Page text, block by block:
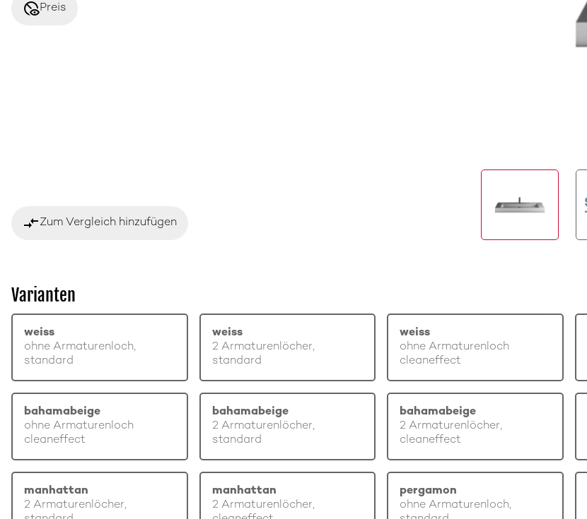
disabled_visiblePreis
compare_arrowsZum Vergleich hinzufügen
Varianten
weiss
ohne Armaturenloch,
standard
weiss
2 Armaturenlöcher,
standard
weiss
ohne Armaturenloch
cleaneffect
bahamabeige
ohne Armaturenloch
cleaneffect
bahamabeige
2 Armaturenlöcher,
standard
bahamabeige
2 Armaturenlöcher,
cleaneffect
manhattan
2 Armaturenlöcher,
manhattan
2 Armaturenlöcher,
pergamon
ohne Armaturenloch,